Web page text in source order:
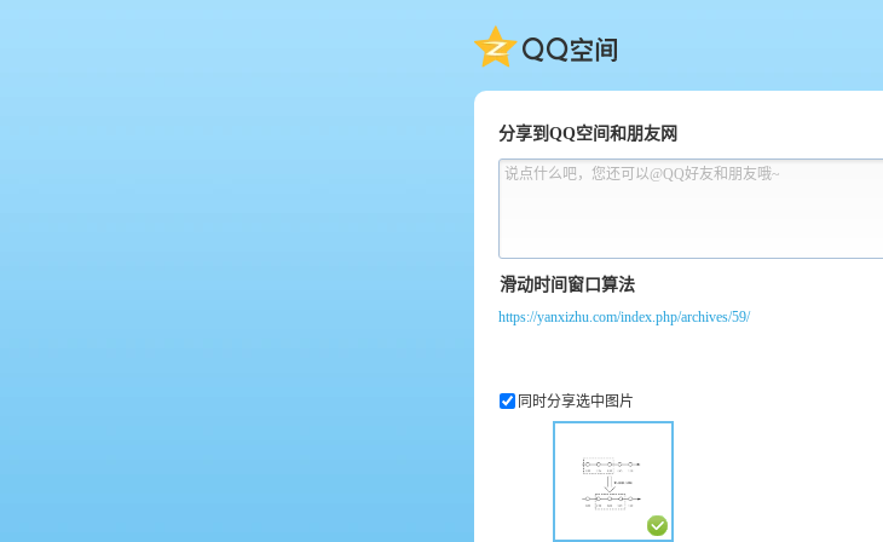
QQ空间
分享到QQ空间和朋友网
说点什么吧，您还可以@QQ好友和朋友哦~
https://yanxizhu.com/index.php/archives/59/
同时分享选中图片